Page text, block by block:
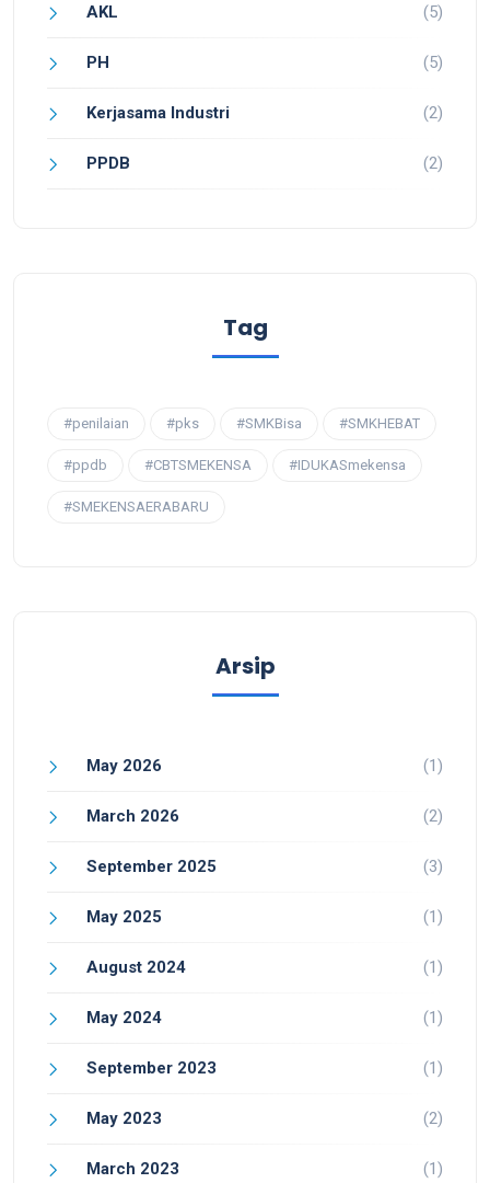
AKL (5)
PH (5)
Kerjasama Industri (2)
PPDB (2)
Tag
#penilaian #pks #SMKBisa #SMKHEBAT
#ppdb #CBTSMEKENSA #IDUKASmekensa
#SMEKENSAERABARU
Arsip
May 2026 (1)
March 2026 (2)
September 2025 (3)
May 2025 (1)
August 2024 (1)
May 2024 (1)
September 2023 (1)
May 2023 (2)
March 2023 (1)